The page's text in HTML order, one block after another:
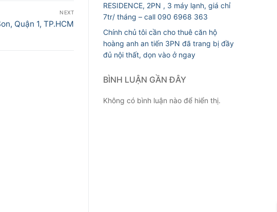
NEXT
Quận 1, TP.HCM
RESIDENCE, 2PN , 3 máy lạnh, giá chỉ
7tr/ tháng – call 090 6968 363
Chính chủ tôi cần cho thuê căn hộ
hoàng anh an tiến 3PN đã trang bị đầy
đủ nội thất, dọn vào ở ngay
BÌNH LUẬN GẦN ĐÂY
Không có bình luận nào để hiển thị.